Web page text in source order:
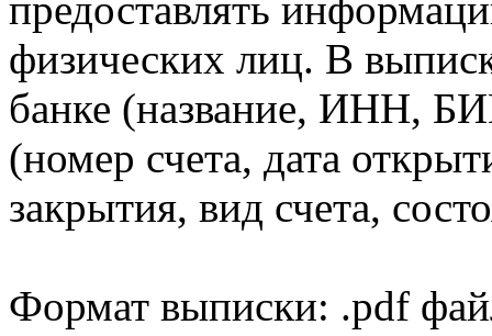
предоставлять
физических лиц. В
банке (название, ИНН,
(номер счета, дата
закрытия, вид счета,
Формат выписки: .pdf